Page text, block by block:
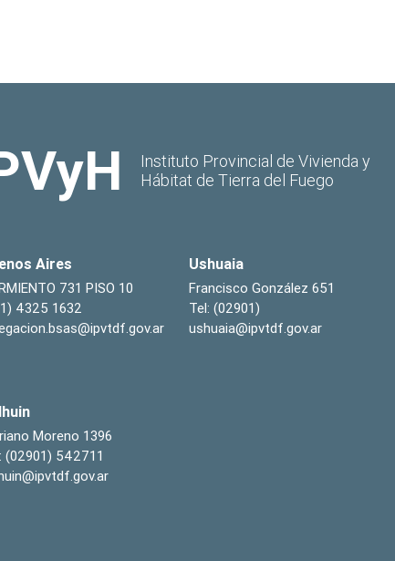
Instituto Provincial de Vivienda y
Hábitat de Tierra del Fuego
Aires
731 PISO 10
4325 1632
Ushuaia
Francisco González 651
Tel: (02901)
ushuaia@ipvtdf.gov.ar
Moreno 1396
(02901) 542711